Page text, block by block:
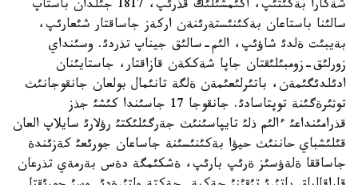
شةكارا بةكئتئپ، اكئمشئلئك قذرئپ، 1817 جئلدان باستاپ
سالئنا باستاعان بةكئنئستةرئنةن اركةز جاساقتار شئعارئپ،
بةيبئت ةلدئ شاؤئپ، الئم-سالئق جيناپ تذردئ. وسئنداي
زورلئق-زومبئلئقتان جاپا شةككةن قازاقتار، جاستايئنان
ادئلدئگئمةن، باتئرلئعئمةن ةلگة تانئمال بولعان جانقوجانئث
توثئرةگئنة توپتاسادئ. جانقوجا 17 جاسئندا كئشئ جذز
قذرامئنداعئ ءالئم ذلئ تايپاسئنئث جةرگئلئكتئ رؤلارئ سايلاپ العان
قئلئشباي حاننئث حيؤا بةكئنئسئنة جاساعان جورئعئ كةزئندة
جاساققا ةلةؤسئز ةرئپ بارئپ، ةشكئمگة دةس بةرمةي تذرعان